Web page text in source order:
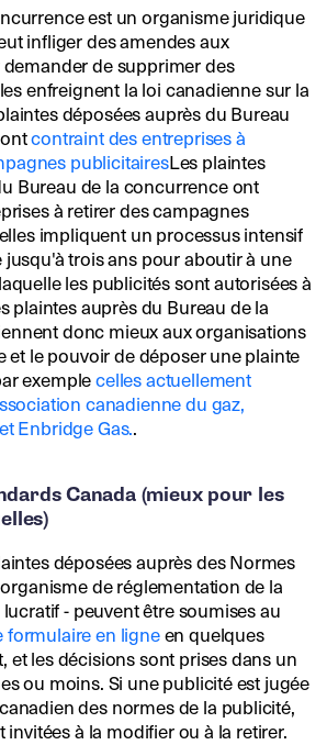
est un organisme juridique
infliger des amendes aux
de supprimer des
enfreignent la loi canadienne sur la
déposées auprès du Bureau
contraint des entreprises à
publicitairesLes plaintes
Bureau de la concurrence ont
à retirer des campagnes
impliquent un processus intensif
trois ans pour aboutir à une
les publicités sont autorisées à
plaintes auprès du Bureau de la
donc mieux aux organisations
et le pouvoir de déposer une plainte
exemplecelles actuellement
canadienne du gaz,
Enbridge Gas..
Canada (mieux pour les
déposées auprès des Normes
de réglementation de la
- peuvent être soumises au
formulaire en ligneen quelques
et les décisions sont prises dans un
ou moins. Si une publicité est jugée
des normes de la publicité,
invitées à la modifier ou à la retirer.